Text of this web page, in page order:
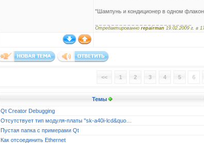
"Шампунь и кондиционер в одном
Отредактированно repairman 19.02.2009 г. в
<< 1 2 3 4 5 6
Темы
Qt Creator Debugging
Отсутствует тип модуля-платы "sk-a40i-lcd&quo…
Пустая папка с примерами Qt
Как отсоединить Ethernet